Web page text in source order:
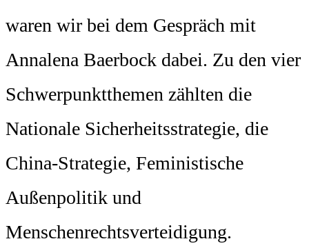
waren wir bei dem Gespräch mit
Annalena Baerbock dabei. Zu den vier
Schwerpunktthemen zählten die
Nationale Sicherheitsstrategie, die
China-Strategie, Feministische
Außenpolitik und
Menschenrechtsverteidigung.